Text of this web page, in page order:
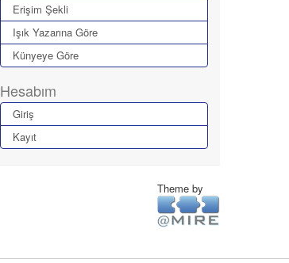
Erişim Şekli
Işık Yazarına Göre
Künyeye Göre
Hesabım
Giriş
Kayıt
Theme by